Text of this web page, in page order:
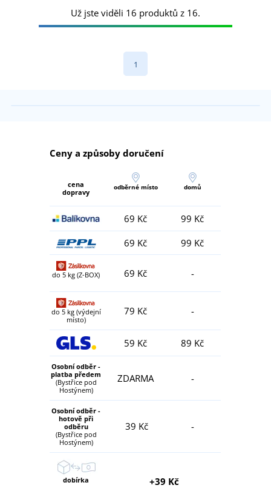
Už jste viděli 16 produktů z 16.
1
Ceny a způsoby doručení
cena
dopravy
odběrné místo domů
69 Kč
99 Kč
69 Kč
99 Kč
do 5 kg (Z-BOX) 69 Kč -
do 5 kg (výdejní
místo)
79 Kč -
59 Kč 89 Kč
Osobní odběr -
platba předem
(Bystřice pod
Hostýnem)
ZDARMA -
Osobní odběr -
hotově při
odběru
(Bystřice pod
Hostýnem)
39 Kč -
dobírka +39 Kč